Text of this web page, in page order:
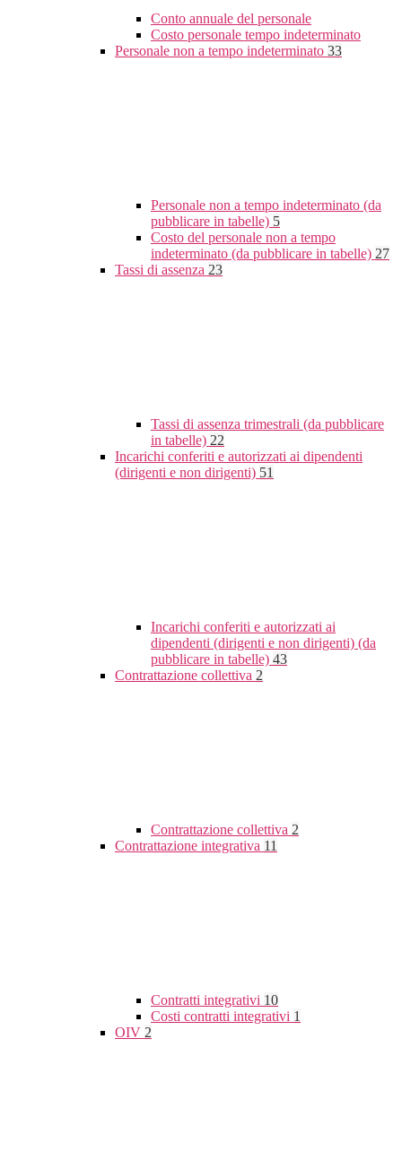
Conto annuale del personale
Costo personale tempo indeterminato
Personale non a tempo indeterminato 33
Personale non a tempo indeterminato (da
pubblicare in tabelle) 5
Costo del personale non a tempo
indeterminato (da pubblicare in tabelle) 27
Tassi di assenza 23
Tassi di assenza trimestrali (da pubblicare
in tabelle) 22
Incarichi conferiti e autorizzati ai dipendenti
(dirigenti e non dirigenti) 51
Incarichi conferiti e autorizzati ai
dipendenti (dirigenti e non dirigenti) (da
pubblicare in tabelle) 43
Contrattazione collettiva 2
Contrattazione collettiva 2
Contrattazione integrativa 11
Contratti integrativi 10
Costi contratti integrativi 1
OIV 2